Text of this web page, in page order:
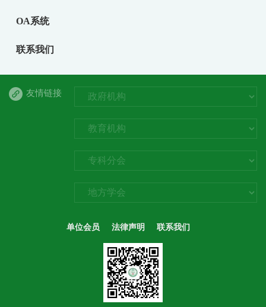
OA系统
联系我们
友情链接
单位会员 法律声明 联系我们